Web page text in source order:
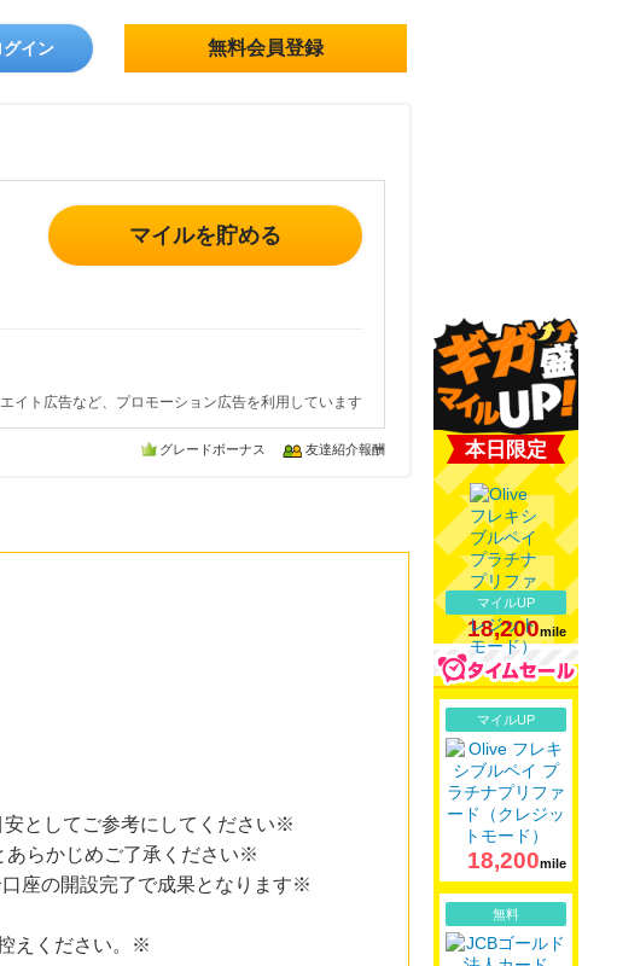
グイン 無料会員登録
マイルを貯める
イト広告など、プロモーション広告を利用しています
グレードボーナス 友達紹介報酬
としてご参考にしてください※
あらかじめご了承ください※
座の開設完了で成果となります※
えください。※
本日限定
マイルUP
18,200mile
マイルUP
18,200mile
無料